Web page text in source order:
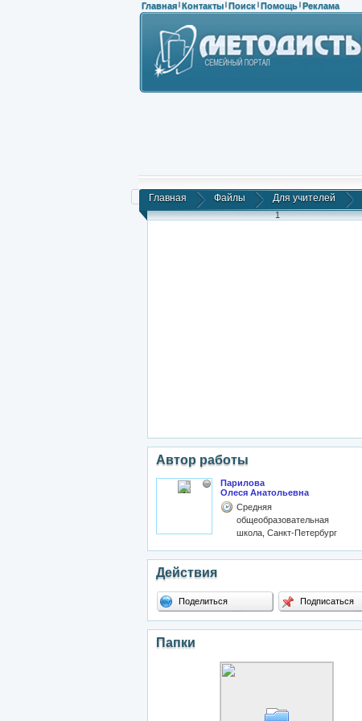
Главная | Контакты | Поиск | Помощь | Реклама
Главная Файлы Для учителей
1
Автор работы
Парилова
Олеся Анатольевна
Средняя
общеобразовательная
школа, Санкт-Петербург
Действия
Поделиться Подписаться
Папки